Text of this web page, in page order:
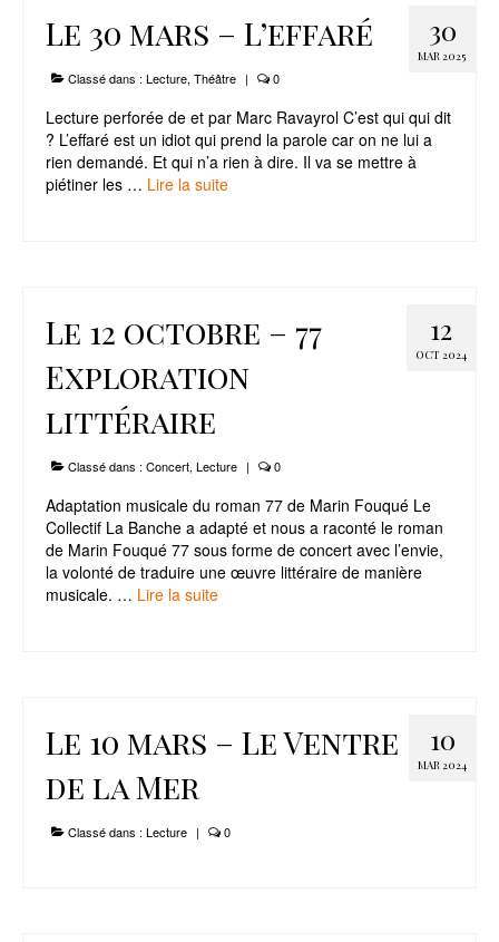
Le Projet
Infos Pratiques
30
MAR 2025
Le 30 mars – L’effaré
Classé dans : Lecture, Théâtre | 0
Lecture perforée de et par Marc Ravayrol C’est qui qui dit
? L’effaré est un idiot qui prend la parole car on ne lui a
rien demandé. Et qui n’a rien à dire. Il va se mettre à
piétiner les … Lire la suite­­
12
OCT 2024
Le 12 octobre – 77
Exploration
littéraire
Classé dans : Concert, Lecture | 0
Adaptation musicale du roman 77 de Marin Fouqué Le
Collectif La Banche a adapté et nous a raconté le roman
de Marin Fouqué 77 sous forme de concert avec l’envie,
la volonté de traduire une œuvre littéraire de manière
musicale. … Lire la suite­­
10
MAR 2024
Le 10 mars – Le Ventre
de la Mer
Classé dans : Lecture | 0